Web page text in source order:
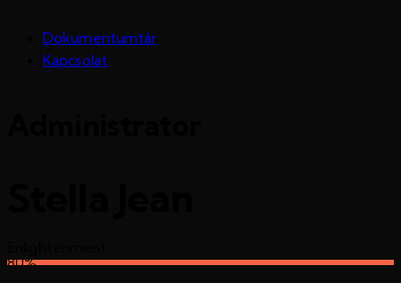
Dokumentumtár
Kapcsolat
80%